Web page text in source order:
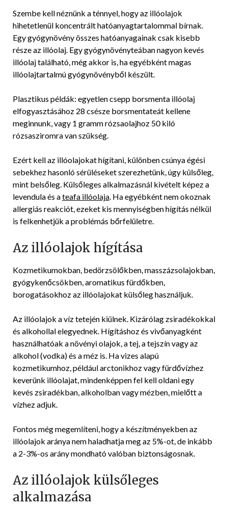
Szembe kell néznünk a ténnyel, hogy az illóolajok
hihetetlenül koncentrált hatóanyagtartalommal bírnak.
Egy gyógynövény összes hatóanyagainak csak kisebb
része az illóolaj. Egy gyógynövényteában nagyon kevés
illóolaj található, még akkor is, ha egyébként magas
illóolajtartalmú gyógynövényből készült.
Plasztikus példák: egyetlen csepp borsmenta illóolaj
elfogyasztásához 28 csésze borsmentateát kellene
meginnunk, vagy 1 gramm rózsaolajhoz 50 kiló
rózsasziromra van szükség.
Ezért kell az illóolajokat hígítani, különben csúnya égési
sebekhez hasonló sérüléseket szerezhetünk, úgy külsőleg,
mint belsőleg. Külsőleges alkalmazásnál kivételt képez a
levendula és ateafa illóolaja. Ha egyébként nem okoznak
allergiás reakciót, ezeket kis mennyiségben hígítás nélkül
is felkenhetjük a problémás bőrfelületre.
Az illóolajok hígítása
Kozmetikumokban, bedörzsölőkben, masszázsolajokban,
gyógykenőcsökben, aromatikus fürdőkben,
borogatásokhoz az illóolajokat külsőleg használjuk.
Az illóolajok a víz tetején kiülnek. Kizárólag zsiradékokkal
és alkohollal elegyednek. Hígításhoz és vivőanyagként
használhatóak a növényi olajok, a tej, a tejszín vagy az
alkohol (vodka) és a méz is. Ha vizes alapú
kozmetikumhoz, például arctonikhoz vagy fürdővízhez
keverünk illóolajat, mindenképpen fel kell oldani egy
kevés zsiradékban, alkoholban vagy mézben, mielőtt a
vízhez adjuk.
Fontos még megemlíteni, hogy a készítményekben az
illóolajok aránya nem haladhatja meg az 5%-ot, de inkább
a 2-3%-os arány mondható valóban biztonságosnak.
Az illóolajok külsőleges
alkalmazása